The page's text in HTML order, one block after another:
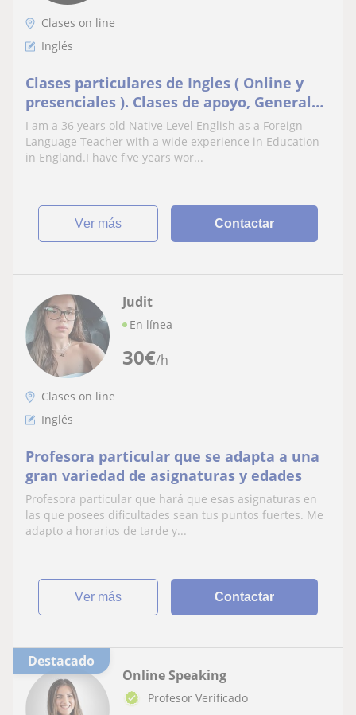
Clases on line
Inglés
Clases particulares de Ingles ( Online y
presenciales ). Clases de apoyo, General
English, Conversacion, preparacion de
examenes
I am a 36 years old Native Level English as a Foreign
Language Teacher with a wide experience in Education
in England.I have five years wor...
ver más Contactar
30€/h
Judit
En línea
Clases on line
Inglés
Profesora particular que se adapta a una
gran variedad de asignaturas y edades
Profesora particular que hará que esas asignaturas en
las que posees dificultades sean tus puntos fuertes. Me
adapto a horarios de tarde y...
ver más Contactar
Destacado
Online Speaking
Profesor Verificado